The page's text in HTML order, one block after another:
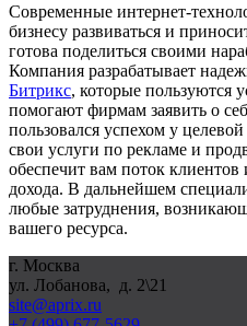
Современные интернет-
бизнесу развиваться и
готова поделиться своими
Компания разрабатывает
Битрикс, которые пользуются
помогают фирмам заявить о
пользовался успехом у
свои услуги по рекламе и
обеспечит вам поток клиентов
дохода. В дальнейшем
любые затруднения,
вашего ресурса.
г. Москва
ул. Лобанова, д. 2\21
site@aprix.ru